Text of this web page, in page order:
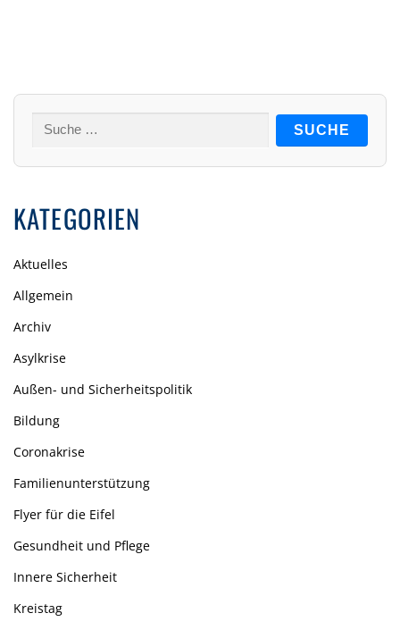
Suche
KATEGORIEN
Aktuelles
Allgemein
Archiv
Asylkrise
Außen- und Sicherheitspolitik
Bildung
Coronakrise
Familienunterstützung
Flyer für die Eifel
Gesundheit und Pflege
Innere Sicherheit
Kreistag